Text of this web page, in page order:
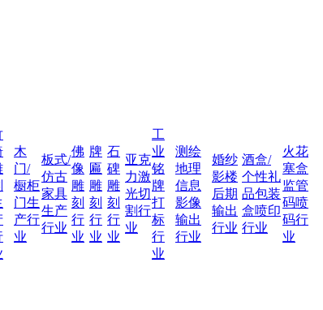
木
门/
橱柜
门生
产行
业
板式/
仿古
家具
生产
行业
佛
像
雕
刻
行
业
牌
匾
雕
刻
行
业
石
碑
雕
刻
行
业
亚克
力激
光切
割行
业
工
业
铭
牌
打
标
行
业
测绘
地理
信息
影像
输出
行业
婚纱
影楼
后期
输出
行业
酒盒/
个性礼
品包装
盒喷印
行业
火花
塞盒
监管
码喷
码行
业